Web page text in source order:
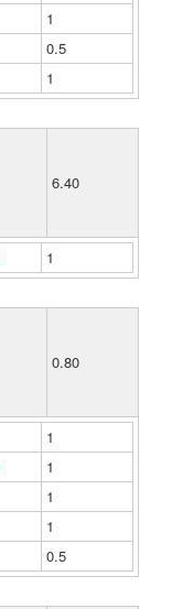
1
0.5
1
6.40
1
0.80
1
1
1
1
0.5